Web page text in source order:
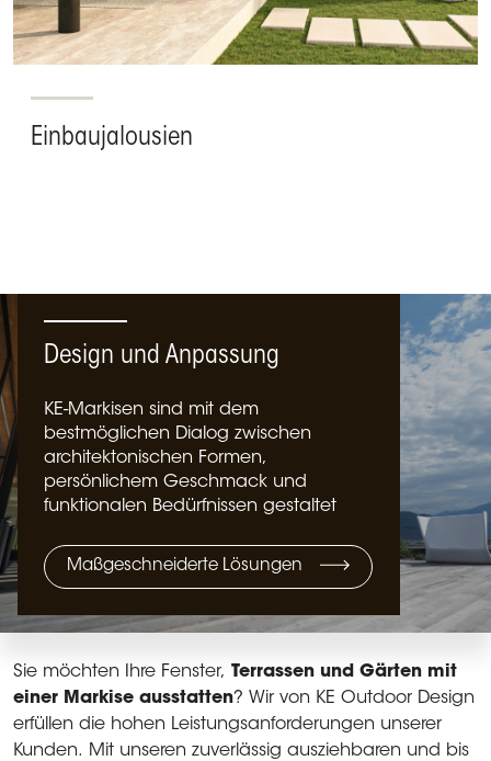
Einbaujalousien
Design und Anpassung
KE-Markisen sind mit dem
bestmöglichen Dialog zwischen
architektonischen Formen,
persönlichem Geschmack und
funktionalen Bedürfnissen gestaltet
Maßgeschneiderte Lösungen
Sie möchten Ihre Fenster, Terrassen und Gärten mit
einer Markise ausstatten? Wir von KE Outdoor Design
erfüllen die hohen Leistungsanforderungen unserer
Kunden. Mit unseren zuverlässig ausziehbaren und bis